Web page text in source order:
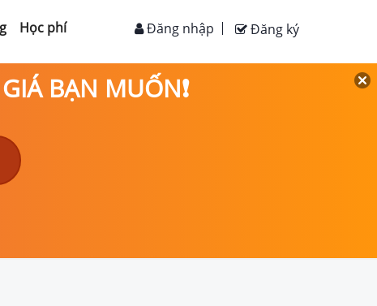
Học phí Đăng ký
Đăng nhập
BẠN MUỐN❗